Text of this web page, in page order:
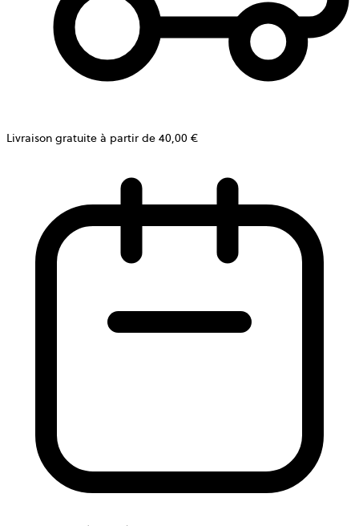
Livraison gratuite à partir de 40,00 €